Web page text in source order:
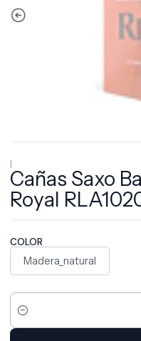
|
Cañas Saxo
Royal
COLOR
Madera_natural
Cantidad